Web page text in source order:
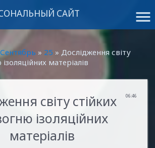
menu
САЙТ
Сентябрь » 25 » Дослідження світу
матеріалів
06:46
світу стійких
ізоляційних
матеріалів